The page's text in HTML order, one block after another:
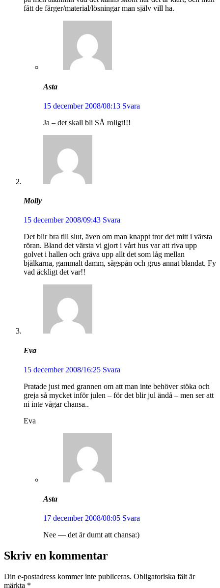
fått de färger/material/lösningar man själv vill ha.
Asta
15 december 2008/08:13 Svara
Ja – det skall bli SÅ roligt!!!
Molly
15 december 2008/09:43 Svara
Det blir bra till slut, även om man knappt tror det mitt i värsta
röran. Bland det värsta vi gjort i vårt hus var att riva upp
golvet i hallen och gräva upp allt det som låg mellan
bjälkarna, gammalt damm, sågspån och grus annat blandat. Fy
vad äckligt det var!!
Eva
15 december 2008/16:25 Svara
Pratade just med grannen om att man inte behöver stöka och
greja så mycket inför julen – för det blir jul ändå – men ser att
ni inte vågar chansa..
Eva
Asta
17 december 2008/08:05 Svara
Nee — det är dumt att chansa:)
Skriv en kommentar
Din e-postadress kommer inte publiceras. Obligatoriska fält är
märkta *